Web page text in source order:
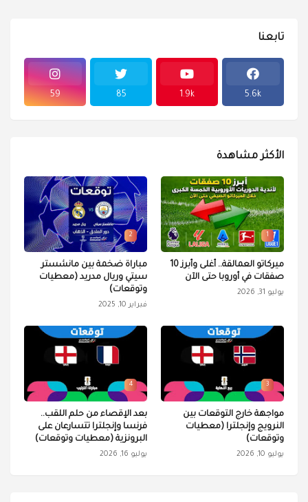
تابعنا
5.6k
1.9k
85
59
الأكثر مشاهدة
1
ميركاتو العمالقة.. أغلى وأبرز 10
صفقات في أوروبا حتى الآن
يوليو 31, 2026
2
مباراة ضخمة بين مانشستر
سيتي وريال مدريد (معطيات
وتوقعات)
فبراير 10, 2025
3
مواجهة خارج التوقعات بين
النرويج وإنجلترا (معطيات
وتوقعات)
يوليو 10, 2026
4
بعد الإقصاء من حلم اللقب..
فرنسا وإنجلترا تتسارعان على
البرونزية (معطيات وتوقعات)
يوليو 16, 2026